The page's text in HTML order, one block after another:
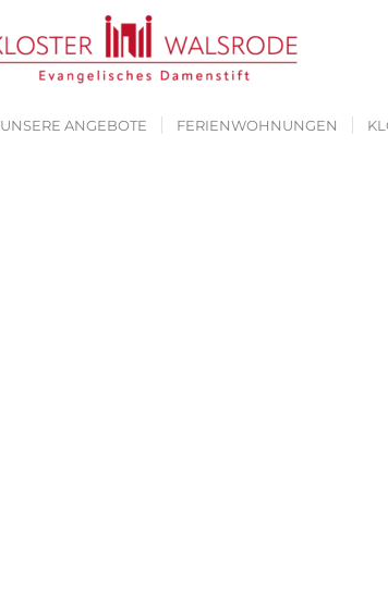
UNSERE ANGEBOTE FERIENWOHNUNGEN